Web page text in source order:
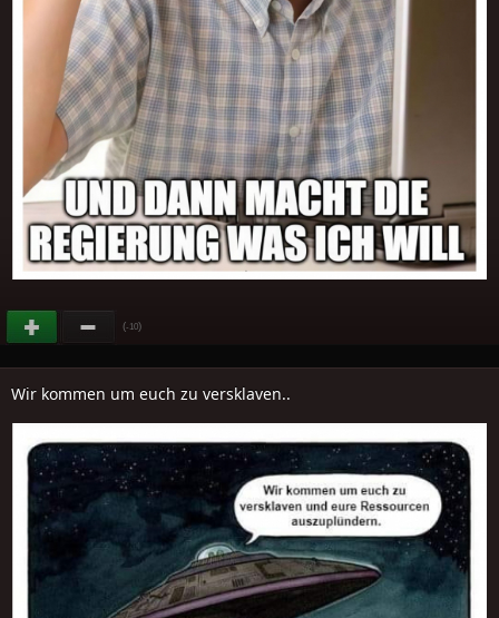
(-10)
Wir kommen um euch zu versklaven..